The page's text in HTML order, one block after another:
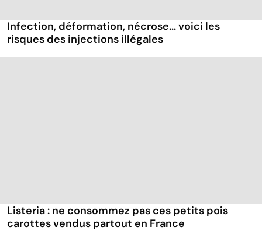
Infection, déformation, nécrose... voici les
risques des injections illégales
Listeria : ne consommez pas ces petits pois
carottes vendus partout en France